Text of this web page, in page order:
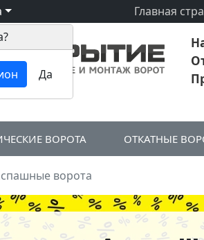
Главная
ВОРОТА ОТКАТНЫЕ
ворота
Да